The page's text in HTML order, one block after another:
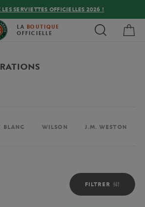
LES SERVIETTES OFFICIELLES 2026 !
LA BOUTIQUE
OFFICIELLE
BLANC WILSON J.M. WESTON
FILTRER